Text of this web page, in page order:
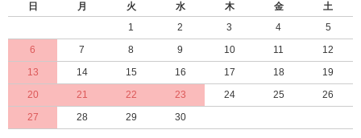
日
月 火 水 木 金
土
1
2 3 4
5
6
7 8 9 10 11
12
13
14 15 16 17 18
19
20
21 22 23 24 25
26
27
28 29 30